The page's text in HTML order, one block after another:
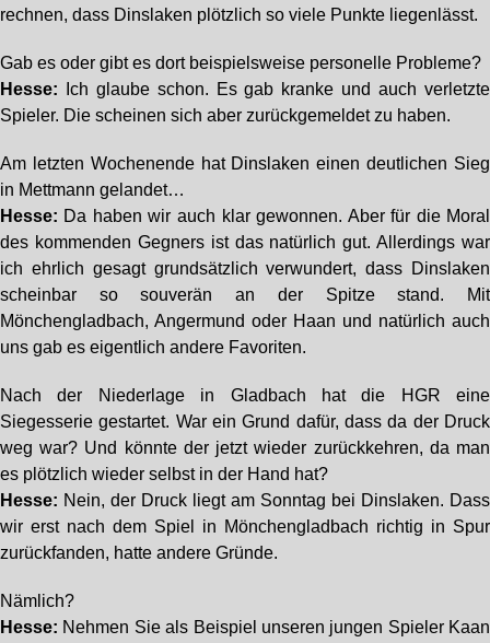
rechnen, dass Dinslaken plötzlich so viele Punkte liegenlässt.
Gab es oder gibt es dort beispielsweise personelle Probleme?
Hesse: Ich glaube schon. Es gab kranke und auch verletzte
Spieler. Die scheinen sich aber zurückgemeldet zu haben.
Am letzten Wochenende hat Dinslaken einen deutlichen Sieg
in Mettmann gelandet…
Hesse: Da haben wir auch klar gewonnen. Aber für die Moral
des kommenden Gegners ist das natürlich gut. Allerdings war
ich ehrlich gesagt grundsätzlich verwundert, dass Dinslaken
scheinbar so souverän an der Spitze stand. Mit
Mönchengladbach, Angermund oder Haan und natürlich auch
uns gab es eigentlich andere Favoriten.
Nach der Niederlage in Gladbach hat die HGR eine
Siegesserie gestartet. War ein Grund dafür, dass da der Druck
weg war? Und könnte der jetzt wieder zurückkehren, da man
es plötzlich wieder selbst in der Hand hat?
Hesse: Nein, der Druck liegt am Sonntag bei Dinslaken. Dass
wir erst nach dem Spiel in Mönchengladbach richtig in Spur
zurückfanden, hatte andere Gründe.
Nämlich?
Hesse: Nehmen Sie als Beispiel unseren jungen Spieler Kaan